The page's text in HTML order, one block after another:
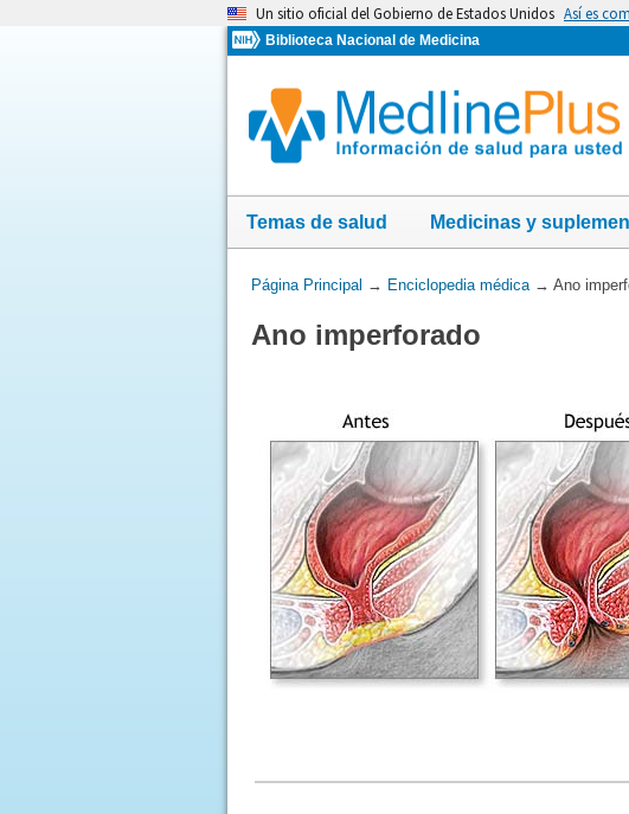
Un sitio oficial del Gobierno de Estados Unidos Así es
Biblioteca Nacional de Medicina
Temas de salud Medicinas y
Usted
aquí:
Página Principal → Enciclopedia médica→ Ano
Ano imperforado